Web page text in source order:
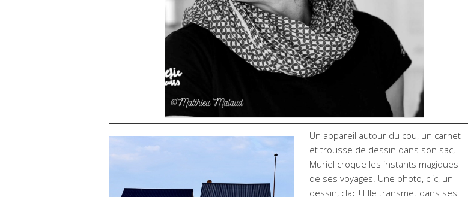
Un appareil autour du cou, un carnet
et trousse de dessin dans son sac,
Muriel croque les instants magiques
de ses voyages. Une photo, clic, un
dessin, clac ! Elle transmet dans ses